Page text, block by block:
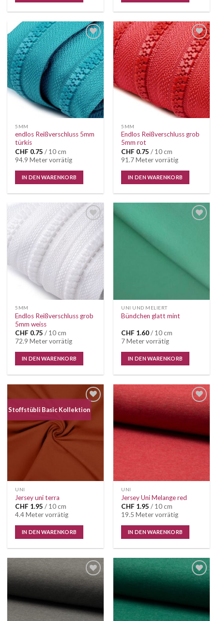
Auf die
Wunschliste
5MM
endlos Reißverschluss 5mm
türkis
CHF 0.75 / 10 cm
94.9 Meter vorrätig
IN DEN WARENKORB
Auf die
Wunschliste
5MM
Endlos Reißverschluss grob
5mm rot
CHF 0.75 / 10 cm
91.7 Meter vorrätig
IN DEN WARENKORB
Auf die
Wunschliste
5MM
Endlos Reißverschluss grob
5mm weiss
CHF 0.75 / 10 cm
72.9 Meter vorrätig
IN DEN WARENKORB
UNI UND MELIERT
Bündchen glatt mint
CHF 1.60/ 10 cm
7 Meter vorrätig
IN DEN WARENKORB
Stoffstübli Basic Kollektion
Auf die
UNI
Jersey uni terra
CHF 1.95 / 10 cm
4.4 Meter vorrätig
IN DEN WARENKORB
Auf die
Wunschliste
UNI
Jersey Uni Melange red
CHF 1.95 / 10 cm
19.5 Meter vorrätig
IN DEN WARENKORB
Auf die
Wunschliste
Auf die